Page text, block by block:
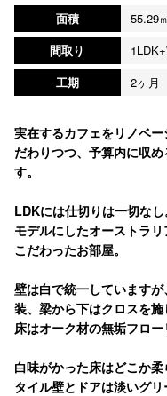
面積
55.29
間取り
工期
2ヶ月
実在するカフェをリノベ
だわりつつ、予算内に収
す。
LDKには仕切りは一切なし
モデルにしたオーストラ
こだわったお部屋。
壁は白で統一しています
装、梁から下はクロスを施
床はオーク材の無垢フロー
白味がかった床はどこか柔
タイル壁とドアは淡いグ